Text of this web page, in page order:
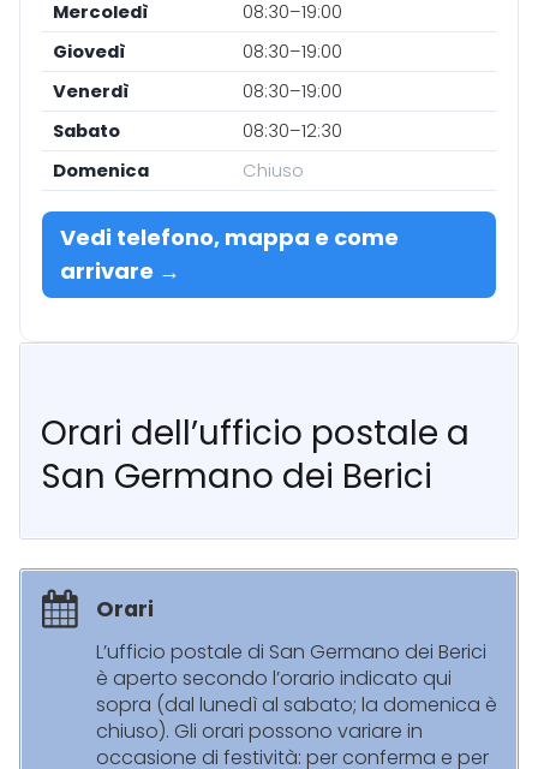
Mercoledì
08:30–19:00
Giovedì
08:30–19:00
Venerdì
08:30–19:00
Sabato
08:30–12:30
Domenica
Chiuso
Vedi telefono, mappa e come
arrivare →
Orari dell’ufficio postale a
San Germano dei Berici
Orari
L’ufficio postale di San Germano dei Berici
è aperto secondo l’orario indicato qui
sopra (dal lunedì al sabato; la domenica è
chiuso). Gli orari possono variare in
occasione di festività: per conferma e per